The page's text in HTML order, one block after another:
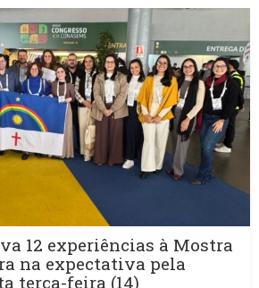
12 experiências à Mostra
na expectativa pela
terça-feira (14)